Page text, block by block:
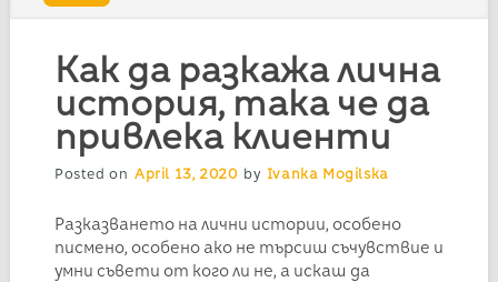
content
Как да разкажа лична
история, така че да
привлека клиенти
Posted on April 13, 2020 by Ivanka Mogilska
Разказването на лични истории, особено
писмено, особено ако не търсиш съчувствие и
умни съвети от кого ли не, а искаш да